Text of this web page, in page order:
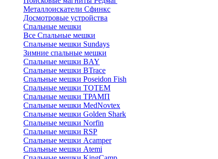
Металлоискатели Сфинкс
Досмотровые устройства
Спальные мешки
Все Спальные мешки
Спальные мешки Sundays
Зимние спальные мешки
Спальные мешки BAY
Спальные мешки BTrace
Спальные мешки Poseidon Fish
Спальные мешки ТОТЕМ
Спальные мешки ТРАМП
Cпальные мешки MedNovtex
Спальные мешки Golden Shark
Спальные мешки Norfin
Спальные мешки RSP
Спальные мешки Acamper
Спальные мешки Atemi